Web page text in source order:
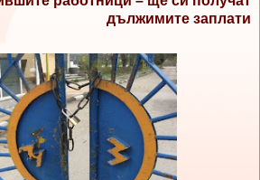
дължимите заплати